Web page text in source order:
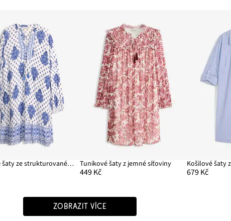
Tunikové šaty ze strukturované viskózy Tunikové šaty z jemné síťoviny
449 Kč
Košilové šaty
679 Kč
ZOBRAZIT VÍCE